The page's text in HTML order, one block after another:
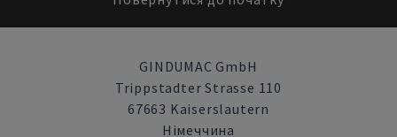
GINDUMAC GmbH
Trippstadter Strasse 110
67663 Kaiserslautern
Німеччина